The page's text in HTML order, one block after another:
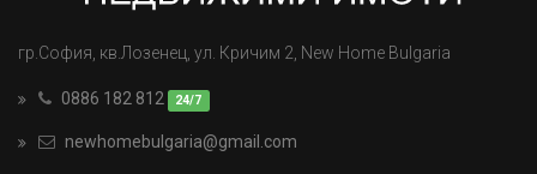
гр.София, кв.Лозенец, ул. Кричим 2, New Home Bulgaria
0886 182 812 24/7
newhomebulgaria@gmail.com